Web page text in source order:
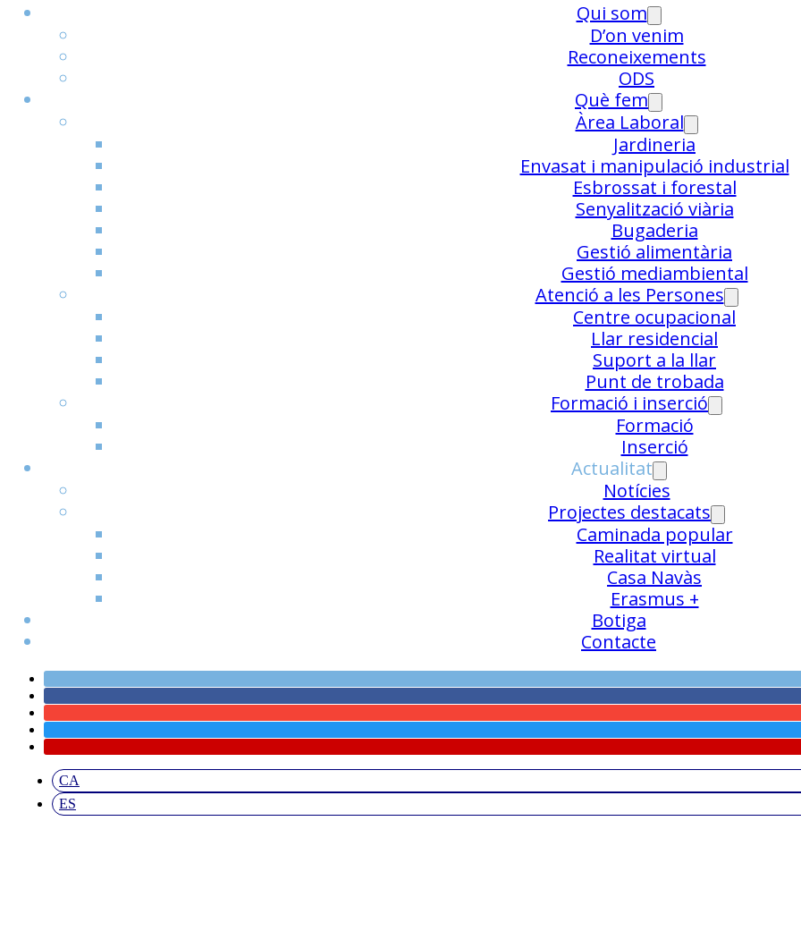
Qui som
D’on venim
Reconeixements
ODS
Què fem
Àrea Laboral
Jardineria
Envasat i manipulació industrial
Esbrossat i forestal
Senyalització viària
Bugaderia
Gestió alimentària
Gestió mediambiental
Atenció a les Persones
Centre ocupacional
Llar residencial
Suport a la llar
Punt de trobada
Formació i inserció
Formació
Inserció
Actualitat
Notícies
Projectes destacats
Caminada popular
Realitat virtual
Casa Navàs
Erasmus +
Botiga
Contacte
CA
ES